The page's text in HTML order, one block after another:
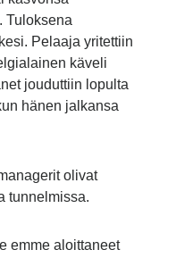
Tuloksena
Pelaaja yritettiin
käveli
jouduttiin lopulta
hänen jalkansa
olivat
tunnelmissa.
emme aloittaneet